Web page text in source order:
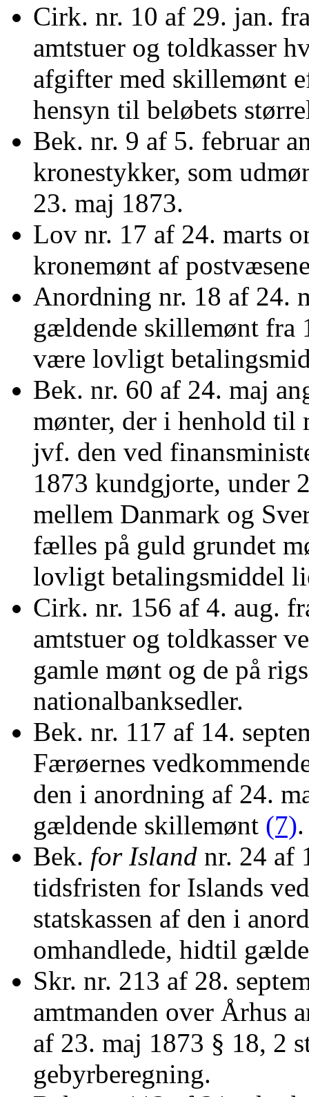
Cirk. nr. 10 af 29. jan.
amtstuer og toldkasser
afgifter med skillemønt
hensyn til beløbets
Bek. nr. 9 af 5. februar
kronestykker, som
23. maj 1873.
Lov nr. 17 af 24. marts
kronemønt af
Anordning nr. 18 af 24.
gældende skillemønt fra
være lovligt
Bek. nr. 60 af 24. maj
mønter, der i henhold til
jvf. den ved
1873 kundgjorte, under
mellem Danmark og
fælles på guld grundet
lovligt betalingsmiddel
Cirk. nr. 156 af 4. aug.
amtstuer og toldkasser
gamle mønt og de på
nationalbanksedler.
Bek. nr. 117 af 14.
Færøernes
den i anordning af 24.
gældende skillemønt (7).
Bek. for Island nr. 24 af
tidsfristen for Islands
statskassen af den i
omhandlede, hidtil
Skr. nr. 213 af 28.
amtmanden over Århus
af 23. maj 1873 § 18, 2
gebyrberegning.